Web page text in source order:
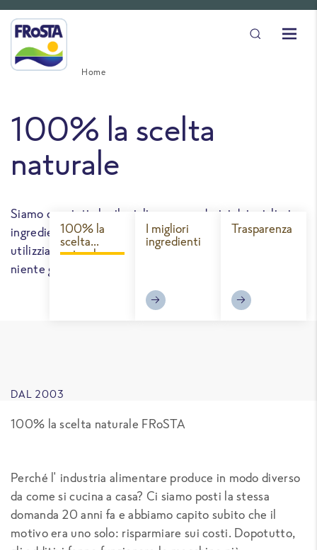
Home
100% la scelta
naturale
Siamo convinti che il miglior sapore derivi dai migliori
ingredienti naturali. Ecco perché da FRoSTA non
utilizziamo formaggio finto, niente aromi aggiunti,
niente grandi E con numeri dietro.
100% la
scelta
naturale
I migliori
ingredienti
Trasparenza
DAL 2003
100% la scelta naturale FRoSTA
Perché l' industria alimentare produce in modo diverso
da come si cucina a casa? Ci siamo posti la stessa
domanda 20 anni fa e abbiamo capito subito che il
motivo era uno solo: risparmiare sui costi. Dopotutto,